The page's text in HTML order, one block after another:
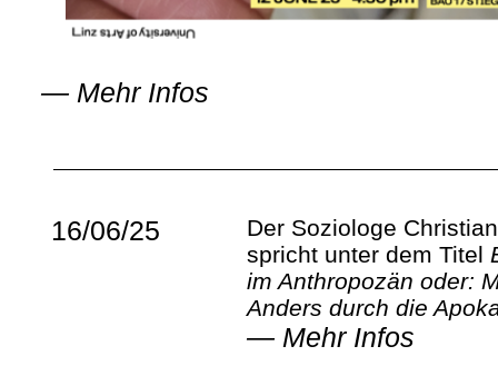
— Mehr Infos
16/06/25
Der Soziologe
spricht unter dem Titel
im Anthropozän oder:
Anders durch die
— Mehr Infos